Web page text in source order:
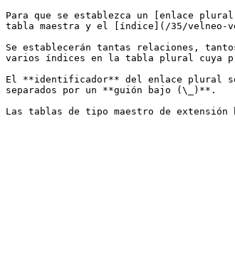
Para que se establezca un [enlace
tabla maestra y el [índice](/35/velneo-
Se establecerán tantas relaciones,
varios índices en la tabla plural cuya
El **identificador** del enlace plural
separados por un **guión bajo (\_)**.